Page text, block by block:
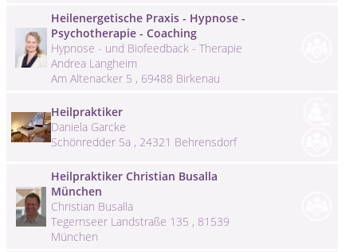
Heilenergetische Praxis - Hypnose -
Psychotherapie - Coaching
Hypnose - und Biofeedback - Therapie
Andrea Langheim
Am Altenacker 5 , 69488 Birkenau
Heilpraktiker
Daniela Garcke
Schönredder 5a , 24321 Behrensdorf
Heilpraktiker Christian Busalla
München
Christian Busalla
Tegernseer Landstraße 135 , 81539
München